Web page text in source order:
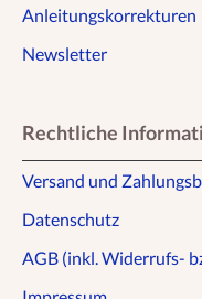
Anleitungskorrekturen
Newsletter
Rechtliche
Versand und
Datenschutz
AGB (inkl. Widerrufs-